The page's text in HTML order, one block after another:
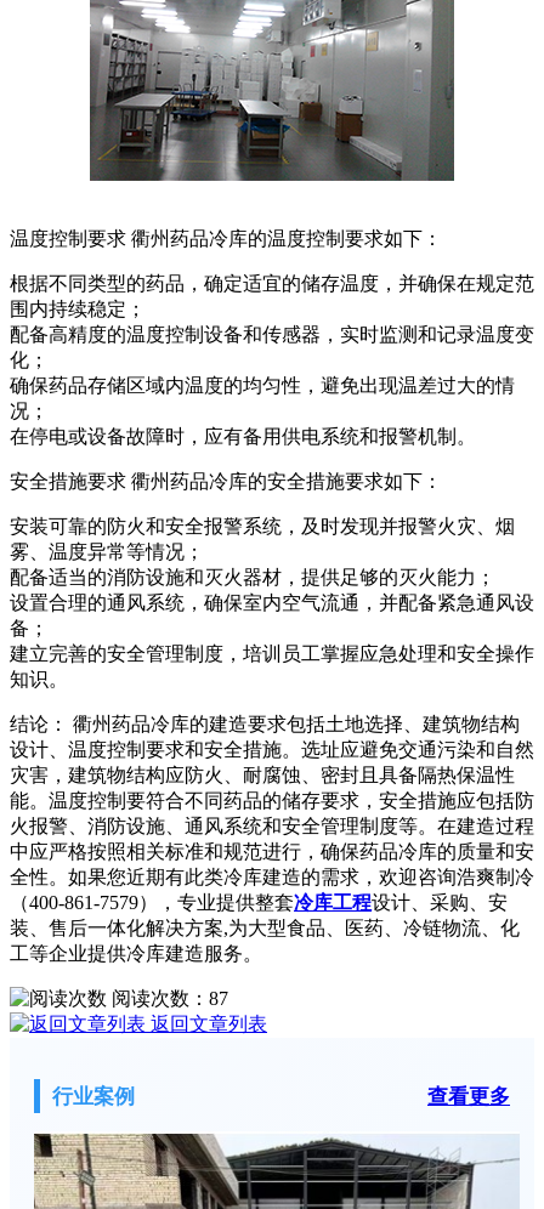
温度控制要求 衢州药品冷库的温度控制要求如下：
根据不同类型的药品，确定适宜的储存温度，并确保在规定范
围内持续稳定；
配备高精度的温度控制设备和传感器，实时监测和记录温度变
化；
确保药品存储区域内温度的均匀性，避免出现温差过大的情
况；
在停电或设备故障时，应有备用供电系统和报警机制。
安全措施要求 衢州药品冷库的安全措施要求如下：
安装可靠的防火和安全报警系统，及时发现并报警火灾、烟
雾、温度异常等情况；
配备适当的消防设施和灭火器材，提供足够的灭火能力；
设置合理的通风系统，确保室内空气流通，并配备紧急通风设
备；
建立完善的安全管理制度，培训员工掌握应急处理和安全操作
知识。
结论： 衢州药品冷库的建造要求包括土地选择、建筑物结构
设计、温度控制要求和安全措施。选址应避免交通污染和自然
灾害，建筑物结构应防火、耐腐蚀、密封且具备隔热保温性
能。温度控制要符合不同药品的储存要求，安全措施应包括防
火报警、消防设施、通风系统和安全管理制度等。在建造过程
中应严格按照相关标准和规范进行，确保药品冷库的质量和安
全性。如果您近期有此类冷库建造的需求，欢迎咨询浩爽制冷
（400-861-7579），专业提供整套冷库工程设计、采购、安
装、售后一体化解决方案,为大型食品、医药、冷链物流、化
工等企业提供冷库建造服务。
阅读次数： 87
返回文章列表
行业案例 查看更多